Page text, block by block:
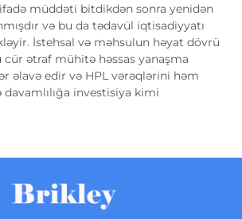
müddəti bitdikdən sonra yenidən
və bu da tədavül iqtisadiyyatı
İstehsal və məhsulun həyat dövrü
ətraf mühitə həssas yanaşma
əlavə edir və HPL vərəqlərini həm
investisiya kimi